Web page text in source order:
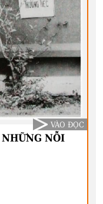
NỖI
VÀO ĐỌC